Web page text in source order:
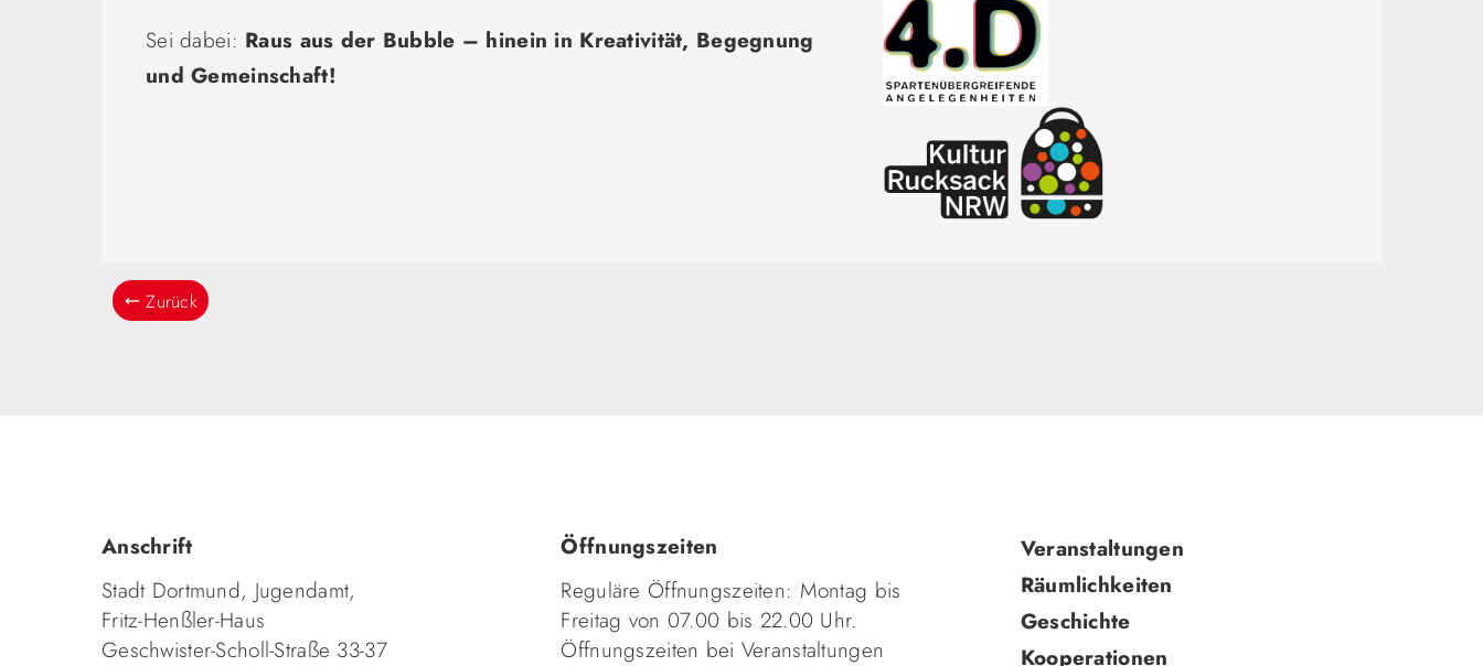
Sei dabei: Raus aus der Bubble – hinein in Kreativität, Begegnung
und Gemeinschaft!
Zurück
Anschrift
Stadt Dortmund, Jugendamt,
Fritz-Henßler-Haus
Geschwister-Scholl-Straße 33-37
Öffnungszeiten
Reguläre Öffnungszeiten: Montag bis
Freitag von 07.00 bis 22.00 Uhr.
Öffnungszeiten bei Veranstaltungen
Navigation
überspringen
Veranstaltungen
Räumlichkeiten
Geschichte
Kooperationen